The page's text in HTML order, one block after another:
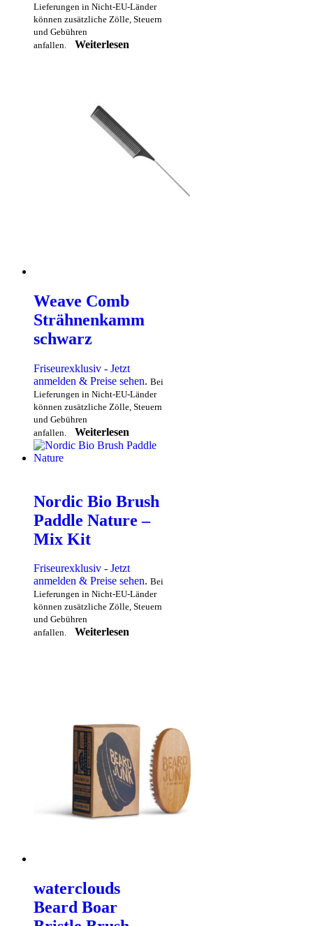
Lieferungen in Nicht-EU-Länder
können zusätzliche Zölle, Steuern
und Gebühren
anfallen.
Weiterlesen
Weave Comb
Strähnenkamm
schwarz
Friseurexklusiv - Jetzt
anmelden & Preise sehen. Bei
Lieferungen in Nicht-EU-Länder
können zusätzliche Zölle, Steuern
und Gebühren
anfallen.
Weiterlesen
Nordic Bio Brush
Paddle Nature –
Mix Kit
Friseurexklusiv - Jetzt
anmelden & Preise sehen. Bei
Lieferungen in Nicht-EU-Länder
können zusätzliche Zölle, Steuern
und Gebühren
anfallen.
Weiterlesen
waterclouds
Beard Boar